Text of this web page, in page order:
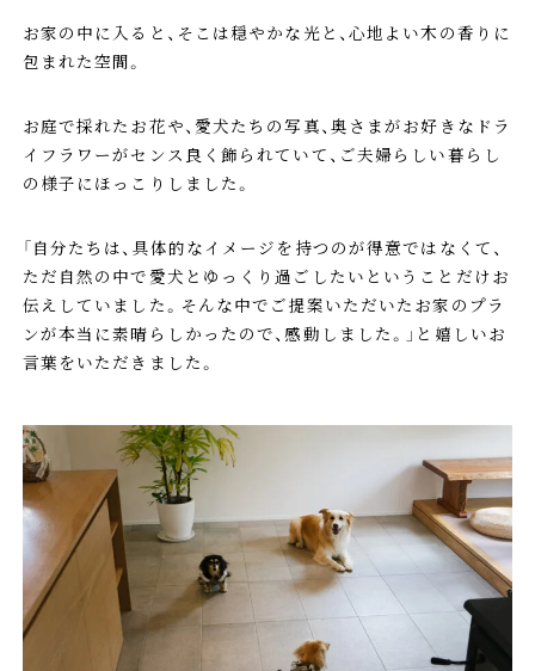
お家の中に入ると、そこは穏やかな光と、心地よい木の香りに
包まれた空間。
お庭で採れたお花や、愛犬たちの写真、奥さまがお好きなドラ
イフラワーがセンス良く飾られていて、ご夫婦らしい暮らし
の様子にほっこりしました。
「自分たちは、具体的なイメージを持つのが得意ではなくて、
ただ自然の中で愛犬とゆっくり過ごしたいということだけお
伝えしていました。そんな中でご提案いただいたお家のプラ
ンが本当に素晴らしかったので、感動しました。」と嬉しいお
言葉をいただきました。